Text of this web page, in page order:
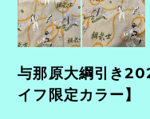
与那原大綱引き
イフ限定カラー】